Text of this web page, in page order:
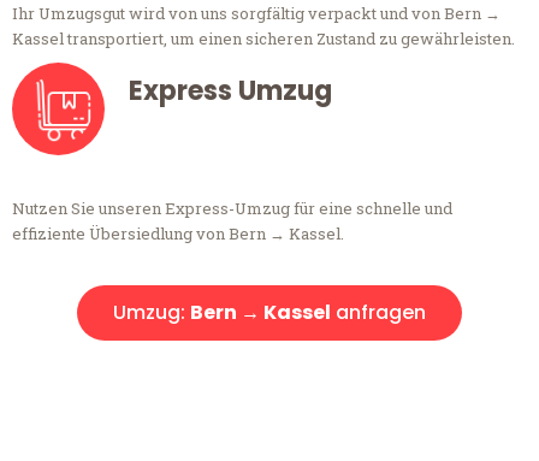
Ihr Umzugsgut wird von uns sorgfältig verpackt und von Bern →
Kassel transportiert, um einen sicheren Zustand zu gewährleisten.
Express Umzug
Nutzen Sie unseren Express-Umzug für eine schnelle und
effiziente Übersiedlung von Bern → Kassel.
Umzug: Bern → Kassel anfragen